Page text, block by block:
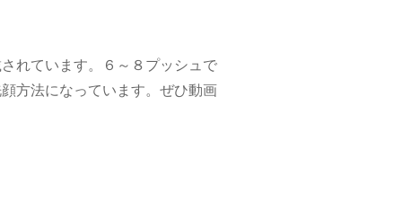
れています。６～８プッシュで
方法になっています。ぜひ動画